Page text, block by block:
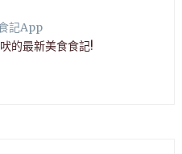
記App
的最新美食食記!